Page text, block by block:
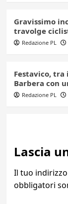
Gravissimo
travolge
Redazione PL
Festavico,
Barbera con
Redazione PL
Lascia
Il tuo
obbligatori